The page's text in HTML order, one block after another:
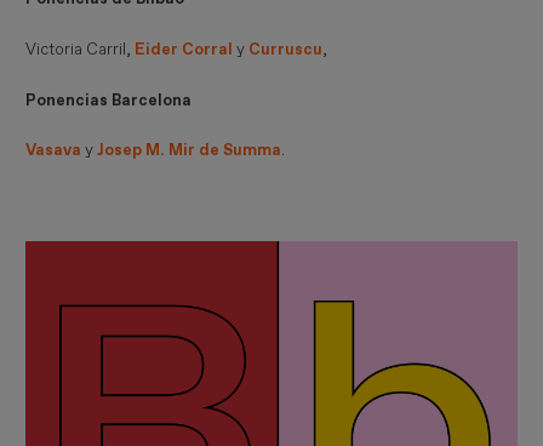
Victoria Carril, Eider Corral y Curruscu,
Ponencias Barcelona
Vasava yJosep M. Mir de Summa.